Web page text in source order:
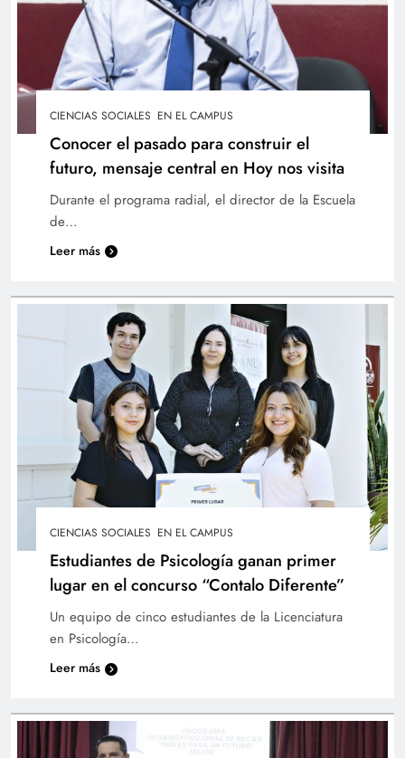
Gestión académica en la UTEC: desafíos y
avances, tema de entrevista en Radio UTEC
Online
UTEC: 47 años de historia y aporte a la
educación superior en El Salvador
UTEC conmemora 47 años de excelencia
académica, innovación y compromiso con la
CIENCIAS SOCIALES EN EL CAMPUS
Conocer el pasado para construir el
futuro, mensaje central en Hoy nos visita
Durante el programa radial, el director de la Escuela
de…
Leer más
CIENCIAS SOCIALES EN EL CAMPUS
Estudiantes de Psicología ganan primer
lugar en el concurso “Contalo Diferente”
Un equipo de cinco estudiantes de la Licenciatura
en Psicología…
Leer más